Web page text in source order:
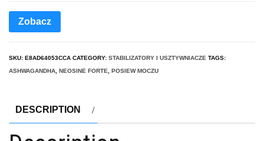
Zobacz
SKU: E8AD64053CCA CATEGORY: STABILIZATORY I USZTYWNIACZE TAGS:
ASHWAGANDHA NEOSINE FORTE POSIEW MOCZU
DESCRIPTION